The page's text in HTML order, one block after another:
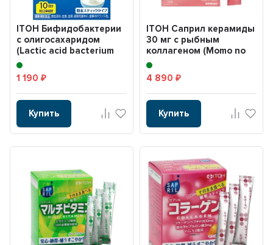
ITOH Бифидобактерии
с олигосахаридом
(Lactic acid bacterium
oligosaccharide)...
1 190₽
Купить
ITOH Саприл керамиды
30 мг с рыбным
коллагеном (Momo no
uruoi)
4 890 ₽
Купить